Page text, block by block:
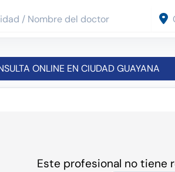
ONLINE EN CIUDAD GUAYANA
Este profesional no tiene